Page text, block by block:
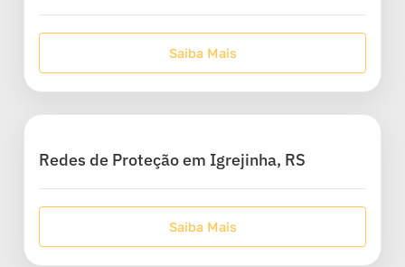
Saiba Mais
Redes de Proteção em Igrejinha, RS
Saiba Mais